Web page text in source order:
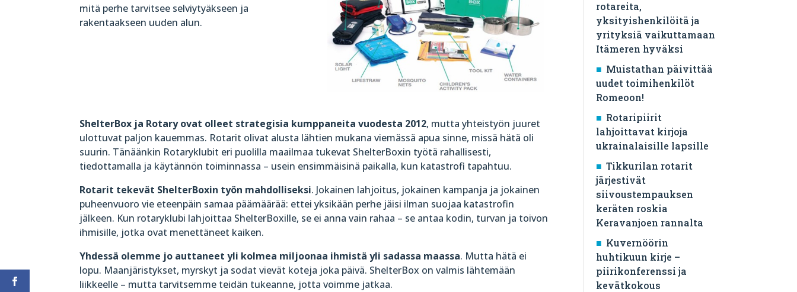
mitä perhe tarvitsee selviytyäkseen ja
rakentaakseen uuden alun.
ShelterBox ja Rotary ovat olleet strategisia kumppaneita vuodesta 2012, mutta yhteistyön juuret
ulottuvat paljon kauemmas. Rotarit olivat alusta lähtien mukana viemässä apua sinne, missä hätä oli
suurin. Tänäänkin Rotaryklubit eri puolilla maailmaa tukevat ShelterBoxin työtä rahallisesti,
tiedottamalla ja käytännön toiminnassa – usein ensimmäisinä paikalla, kun katastrofi tapahtuu.
Rotarit tekevät ShelterBoxin työn mahdolliseksi. Jokainen lahjoitus, jokainen kampanja ja jokainen
puheenvuoro vie eteenpäin samaa päämäärää: ettei yksikään perhe jäisi ilman suojaa katastrofin
jälkeen. Kun rotaryklubi lahjoittaa ShelterBoxille, se ei anna vain rahaa – se antaa kodin, turvan ja toivon
ihmisille, jotka ovat menettäneet kaiken.
Yhdessä olemme jo auttaneet yli kolmea miljoonaa ihmistä yli sadassa maassa. Mutta hätä ei
lopu. Maanjäristykset, myrskyt ja sodat vievät koteja joka päivä. ShelterBox on valmis lähtemään
liikkeelle – mutta tarvitsemme teidän tukeanne, jotta voimme jatkaa.
rotareita,
yksityishenkilöitä ja
yrityksiä vaikuttamaan
Itämeren hyväksi
Muistathan päivittää
uudet toimihenkilöt
Romeoon!
Rotaripiirit
lahjoittavat kirjoja
ukrainalaisille lapsille
Tikkurilan rotarit
järjestivät
siivoustempauksen
keräten roskia
Keravanjoen rannalta
Kuvernöörin
huhtikuun kirje –
piirikonferenssi ja
kevätkokous